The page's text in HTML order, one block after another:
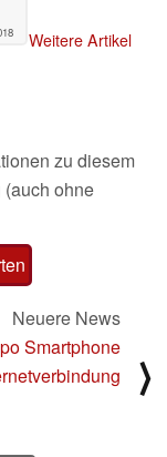
Weitere Artikel
zu diesem
ohne
Neuere News
Smartphone
⟩